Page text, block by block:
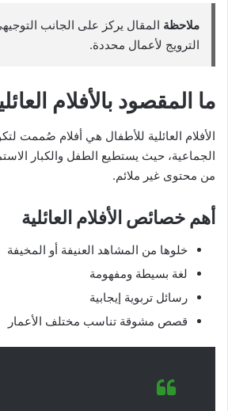
ملاحظة المقال يركز على الجانب
الترويج لأعمال محددة.
ما المقصود بالأفلام
الأفلام العائلية للأطفال هي أفلام صُممت
الجماعية، حيث يستطيع الطفل والكبار
من محتوى غير ملائم.
أهم خصائص الأفلام العائلية
خلوها من المشاهد العنيفة أو المخيفة
لغة بسيطة ومفهومة
رسائل تربوية إيجابية
قصص مشوقة تناسب مختلف الأعمار